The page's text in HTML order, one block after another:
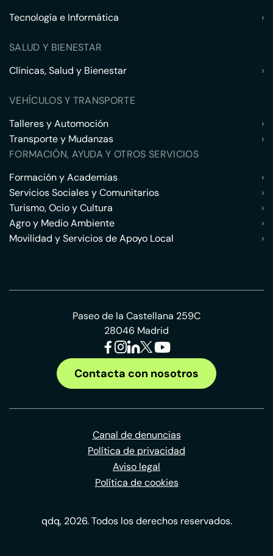
Tecnología e Informática
›
SALUD Y BIENESTAR
Clínicas, Salud y Bienestar
›
VEHÍCULOS Y TRANSPORTE
Talleres y Automoción
›
Transporte y Mudanzas
›
FORMACIÓN, AYUDA Y OTROS SERVICIOS
Formación y Academias
›
Servicios Sociales y Comunitarios
›
Turismo, Ocio y Cultura
›
Agro y Medio Ambiente
›
Movilidad y Servicios de Apoyo Local
›
Paseo de la Castellana 259C
28046 Madrid
Contacta con nosotros
Canal de denuncias
Política de privacidad
Aviso legal
Política de cookies
qdq, 2026. Todos los derechos reservados.